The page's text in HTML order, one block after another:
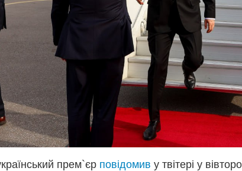
прем`єр повідомив у твітері у